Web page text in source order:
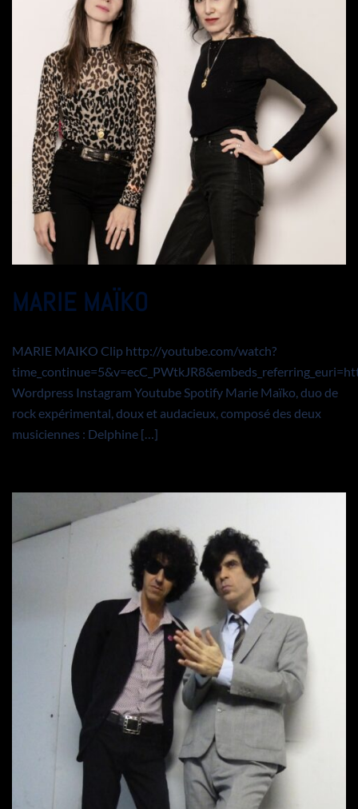
MARIE MAÏKO
MARIE MAIKO Clip http://youtube.com/watch?
Wordpress Instagram Youtube Spotify Marie Maïko, duo de
rock expérimental, doux et audacieux, composé des deux
musiciennes : Delphine […]